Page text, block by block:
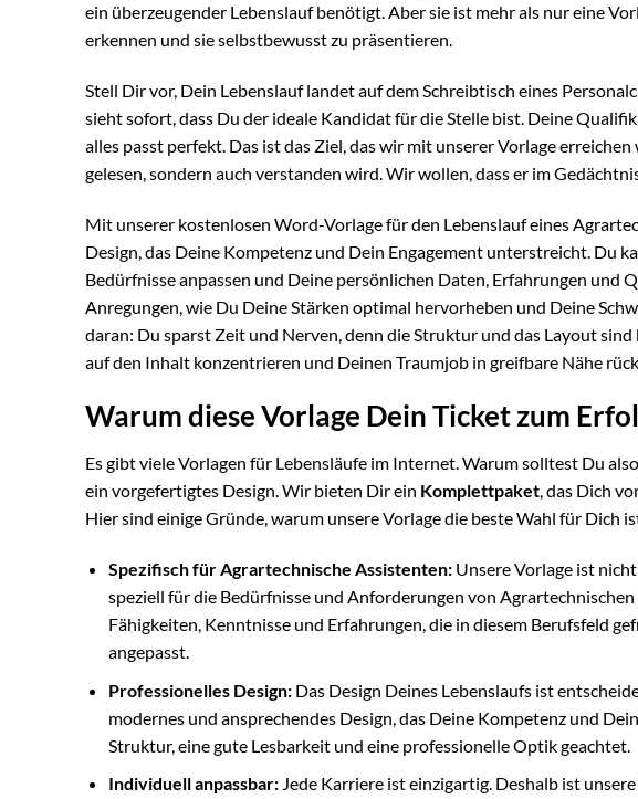
ein überzeugender Lebenslauf benötigt. Aber sie ist mehr als nur eine
erkennen und sie selbstbewusst zu präsentieren.
Stell Dir vor, Dein Lebenslauf landet auf dem Schreibtisch eines
sieht sofort, dass Du der ideale Kandidat für die Stelle bist. Deine
alles passt perfekt. Das ist das Ziel, das wir mit unserer Vorlage
gelesen, sondern auch verstanden wird. Wir wollen, dass er im
Mit unserer kostenlosen Word-Vorlage für den Lebenslauf eines
Design, das Deine Kompetenz und Dein Engagement unterstreicht. Du
Bedürfnisse anpassen und Deine persönlichen Daten, Erfahrungen und
Anregungen, wie Du Deine Stärken optimal hervorheben und Deine
daran: Du sparst Zeit und Nerven, denn die Struktur und das Layout
auf den Inhalt konzentrieren und Deinen Traumjob in greifbare Nähe
Warum diese Vorlage Dein Ticket zum
Es gibt viele Vorlagen für Lebensläufe im Internet. Warum solltest Du
ein vorgefertigtes Design. Wir bieten Dir ein Komplettpaket, das Dich
Hier sind einige Gründe, warum unsere Vorlage die beste Wahl für Dich
Spezifisch für Agrartechnische Assistenten:Unsere Vorlage ist
speziell für die Bedürfnisse und Anforderungen von
Fähigkeiten, Kenntnisse und Erfahrungen, die in diesem Berufsfeld
angepasst.
Professionelles Design:Das Design Deines Lebenslaufs ist
modernes und ansprechendes Design, das Deine Kompetenz und
Struktur, eine gute Lesbarkeit und eine professionelle Optik geachtet.
Individuell anpassbar:Jede Karriere ist einzigartig. Deshalb ist